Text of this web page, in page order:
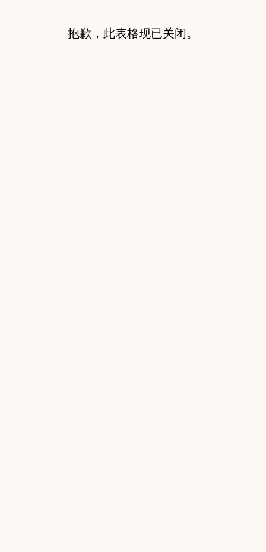
抱歉，此表格现已关闭。